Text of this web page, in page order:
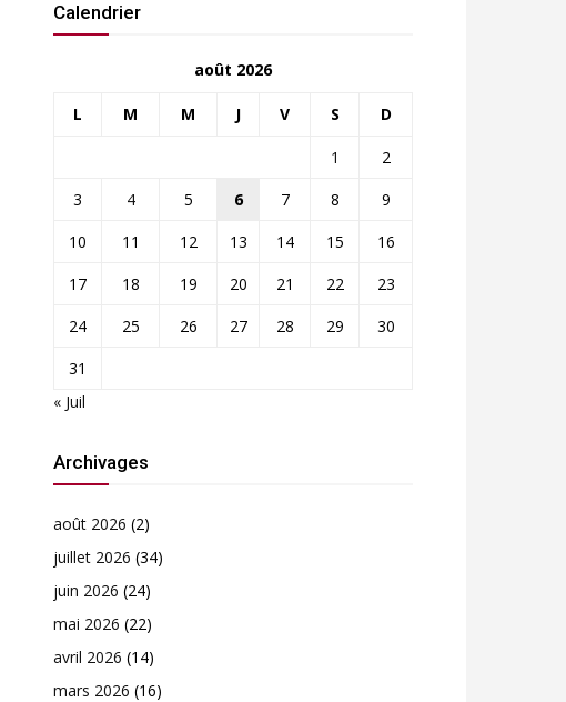
Calendrier
août 2026
L M M J V S D
1
2
3
4 5 6 7 8
9
10
11 12 13 14 15
16
17
18 19 20 21 22
23
24
25 26 27 28 29
30
31
« Juil
Archivages
août 2026 (2)
juillet 2026 (34)
juin 2026 (24)
mai 2026 (22)
avril 2026 (14)
mars 2026 (16)